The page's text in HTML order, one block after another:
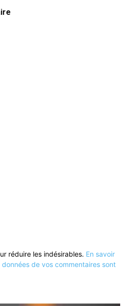
réduire les indésirables. En savoir
de vos commentaires sont